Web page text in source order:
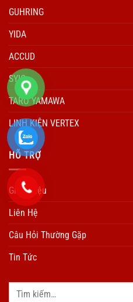
GUHRING
YIDA
ACCUD
SYIC
TARO YAMAWA
LINH KIỆN VERTEX
HÕ TRỢ
Giới Thiệu
Liên Hệ
Câu Hỏi Thường Gặp
Tin Tức